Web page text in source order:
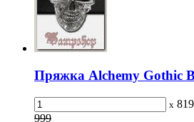
Пряжка Alchemy Gothic
x 819
999